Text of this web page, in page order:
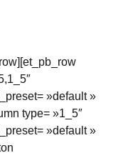
»default »
type= »1_5″
»default »